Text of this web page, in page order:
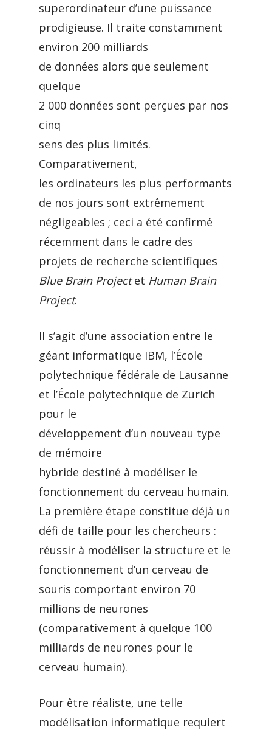
superordinateur d’une puissance
prodigieuse. Il traite constamment
environ 200 milliards
de données alors que seulement
quelque
2 000 données sont perçues par nos
cinq
sens des plus limités.
Comparativement,
les ordinateurs les plus performants
de nos jours sont extrêmement
négligeables ; ceci a été confirmé
récemment dans le cadre des
projets de recherche scientifiques
Blue Brain Projectet Human Brain
Project.
Il s’agit d’une association entre le
géant informatique IBM, l’École
polytechnique fédérale de Lausanne
et l’École polytechnique de Zurich
pour le
développement d’un nouveau type
de mémoire
hybride destiné à modéliser le
fonctionnement du cerveau humain.
La première étape constitue déjà un
défi de taille pour les chercheurs :
réussir à modéliser la structure et le
fonctionnement d’un cerveau de
souris comportant environ 70
millions de neurones
(comparativement à quelque 100
milliards de neurones pour le
cerveau humain).
Pour être réaliste, une telle
modélisation informatique requiert